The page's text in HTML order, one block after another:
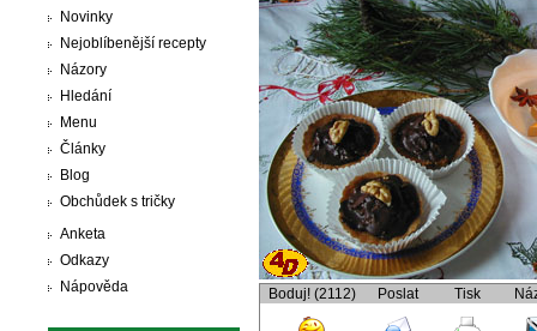
Novinky
Nejoblíbenější recepty
Názory
Hledání
Menu
Články
Blog
Obchůdek s tričky
Anketa
Odkazy
Nápověda
Boduj! (2112) Poslat Tisk